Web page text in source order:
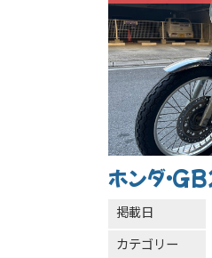
ホンダ・
掲載日
カテゴリー